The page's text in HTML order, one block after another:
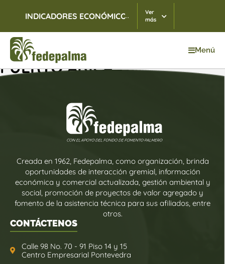
INDICADORES ECONÓMICOS TRM 07/08/2026
...
Ver
más
Menú
PUERTO ARICA
Creada en 1962, Fedepalma, como organización, brinda
oportunidades de interacción gremial, información
económica y comercial actualizada, gestión ambiental y
social, promoción de proyectos de valor agregado y
fomento de la asistencia técnica para sus afiliados, entre
otros.
CONTÁCTENOS
Calle 98 No. 70 - 91 Piso 14 y 15
Centro Empresarial Pontevedra